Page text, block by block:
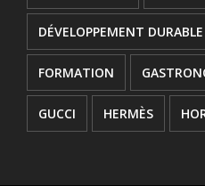
DÉVELOPPEMENT DURABLE
FORMATION
GUCCI HERMÈS